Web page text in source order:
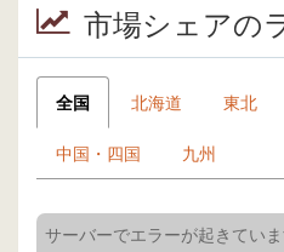
市場シェアの
全国 北海道 東北
中国・四国 九州